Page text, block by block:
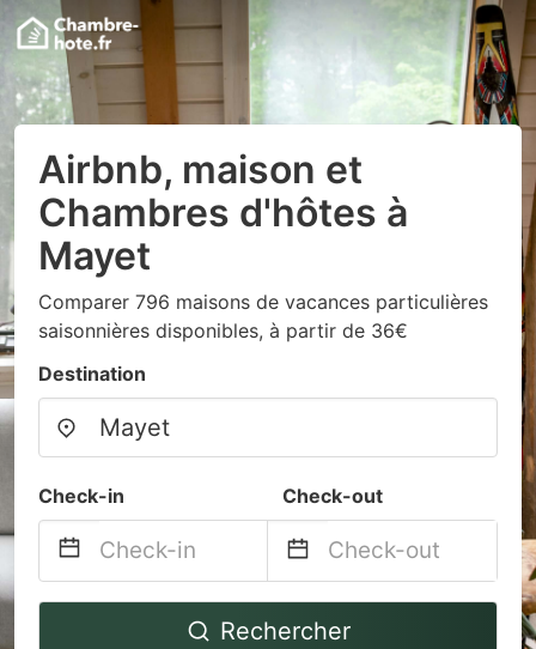
Airbnb, maison et
Chambres d'hôtes à
Mayet
Comparer 796 maisons de vacances particulières
saisonnières disponibles, à partir de 36€
Destination
Check-in Check-out
Navigate
Navigate
backward
Rechercher